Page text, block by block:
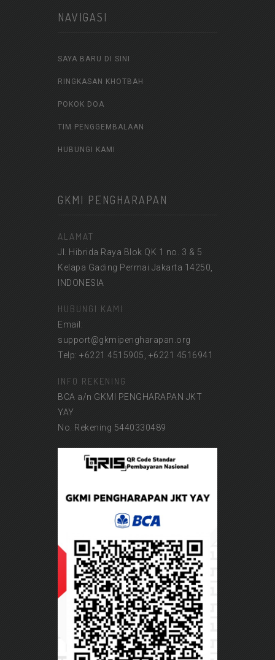
NAVIGASI
SAYA BARU DI SINI
RINGKASAN KHOTBAH
POKOK DOA
TIM PENGGEMBALAAN
HUBUNGI KAMI
GKMI PENGHARAPAN
ALAMAT
Jl. Hibrida Raya Blok QK 1 no. 3 & 5
Kelapa Gading Permai Jakarta 14250,
INDONESIA
HUBUNGI KAMI
Email:
support@gkmipengharapan.org
Telp: +6221 4515905, +6221 4516941
INFO REKENING
BCA a/n GKMI PENGHARAPAN JKT
YAY
No. Rekening 5440330489